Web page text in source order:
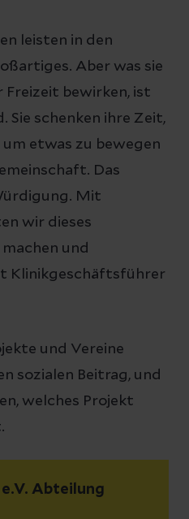
leisten in den
Aber was sie
Freizeit bewirken, ist
Sie schenken ihre Zeit,
um etwas zu bewegen
Das
Mit
wir dieses
und
Klinikgeschäftsführer
und Vereine
sozialen Beitrag, und
welches Projekt
Abteilung